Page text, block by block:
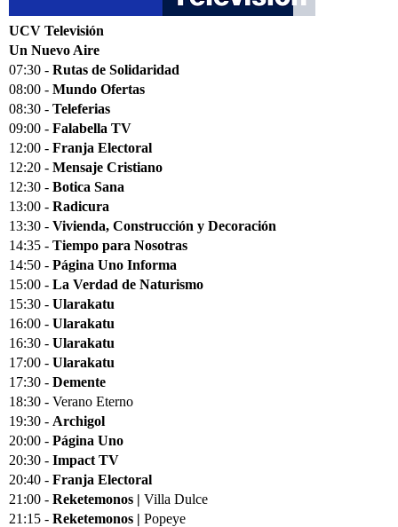
UCV Televisión
Un Nuevo Aire
07:30 - Rutas de Solidaridad
08:00 - Mundo Ofertas
08:30 - Teleferias
09:00 - Falabella TV
12:00 - Franja Electoral
12:20 - Mensaje Cristiano
12:30 - Botica Sana
13:00 - Radicura
13:30 - Vivienda, Construcción y Decoración
14:35 - Tiempo para Nosotras
14:50 - Página Uno Informa
15:00 - La Verdad de Naturismo
15:30 - Ularakatu
16:00 - Ularakatu
16:30 - Ularakatu
17:00 - Ularakatu
17:30 - Demente
18:30 - Verano Eterno
19:30 - Archigol
20:00 - Página Uno
20:30 - Impact TV
20:40 - Franja Electoral
21:00 - Reketemonos | Villa Dulce
21:15 - Reketemonos | Popeye